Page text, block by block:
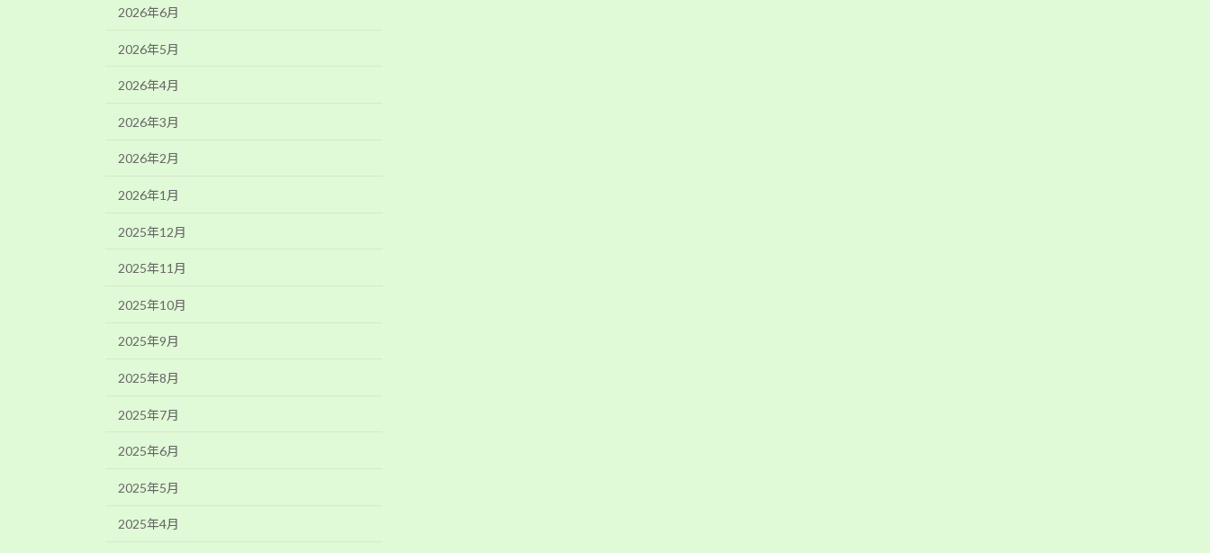
2026年6月
2026年5月
2026年4月
2026年3月
2026年2月
2026年1月
2025年12月
2025年11月
2025年10月
2025年9月
2025年8月
2025年7月
2025年6月
2025年5月
2025年4月